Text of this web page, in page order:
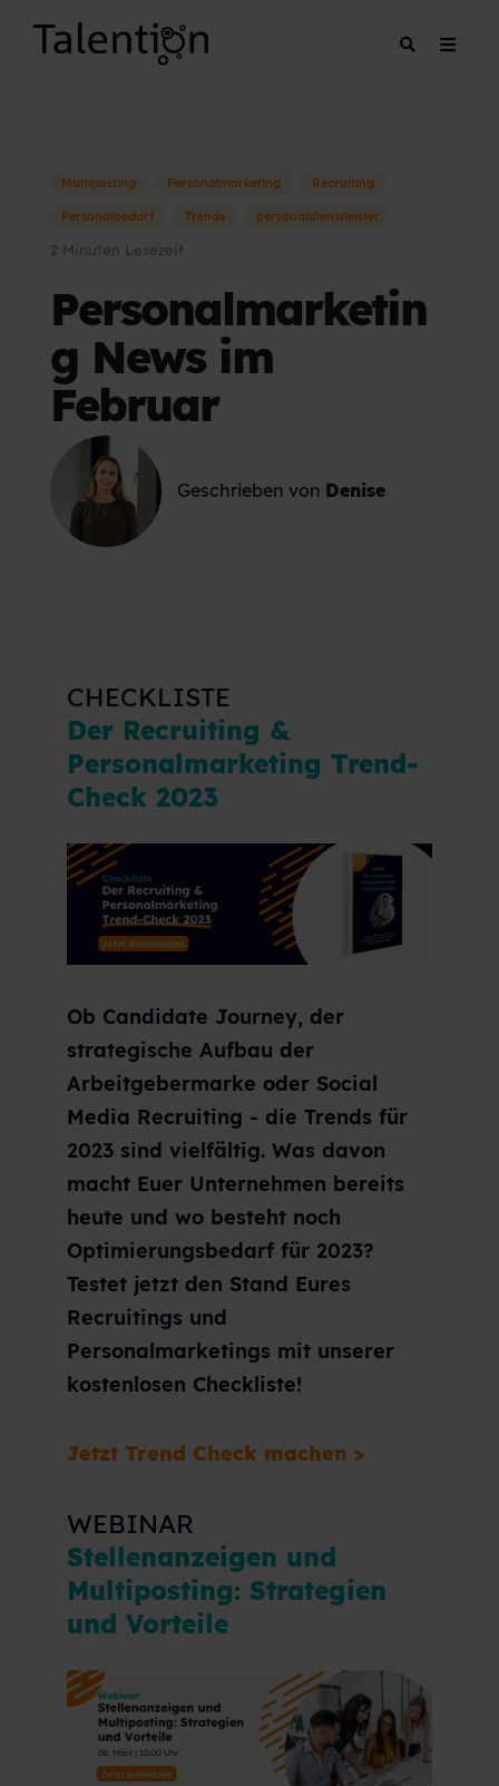
Multiposting Personalmarketing Recruiting
Personalbedarf Trends personaldienstleister
2 Minuten Lesezeit
Personalmarketin
g News im
Februar
Geschrieben von Denise
CHECKLISTE
Der Recruiting &
Personalmarketing Trend-
Check 2023
Ob Candidate Journey, der
strategische Aufbau der
Arbeitgebermarke oder Social
Media Recruiting - die Trends für
2023 sind vielfältig. Was davon
macht Euer Unternehmen bereits
heute und wo besteht noch
Optimierungsbedarf für 2023?
Testet jetzt den Stand Eures
Recruitings und
Personalmarketings mit unserer
kostenlosen Checkliste!
Jetzt Trend Check machen >
WEBINAR
Stellenanzeigen und
Multiposting: Strategien
und Vorteile